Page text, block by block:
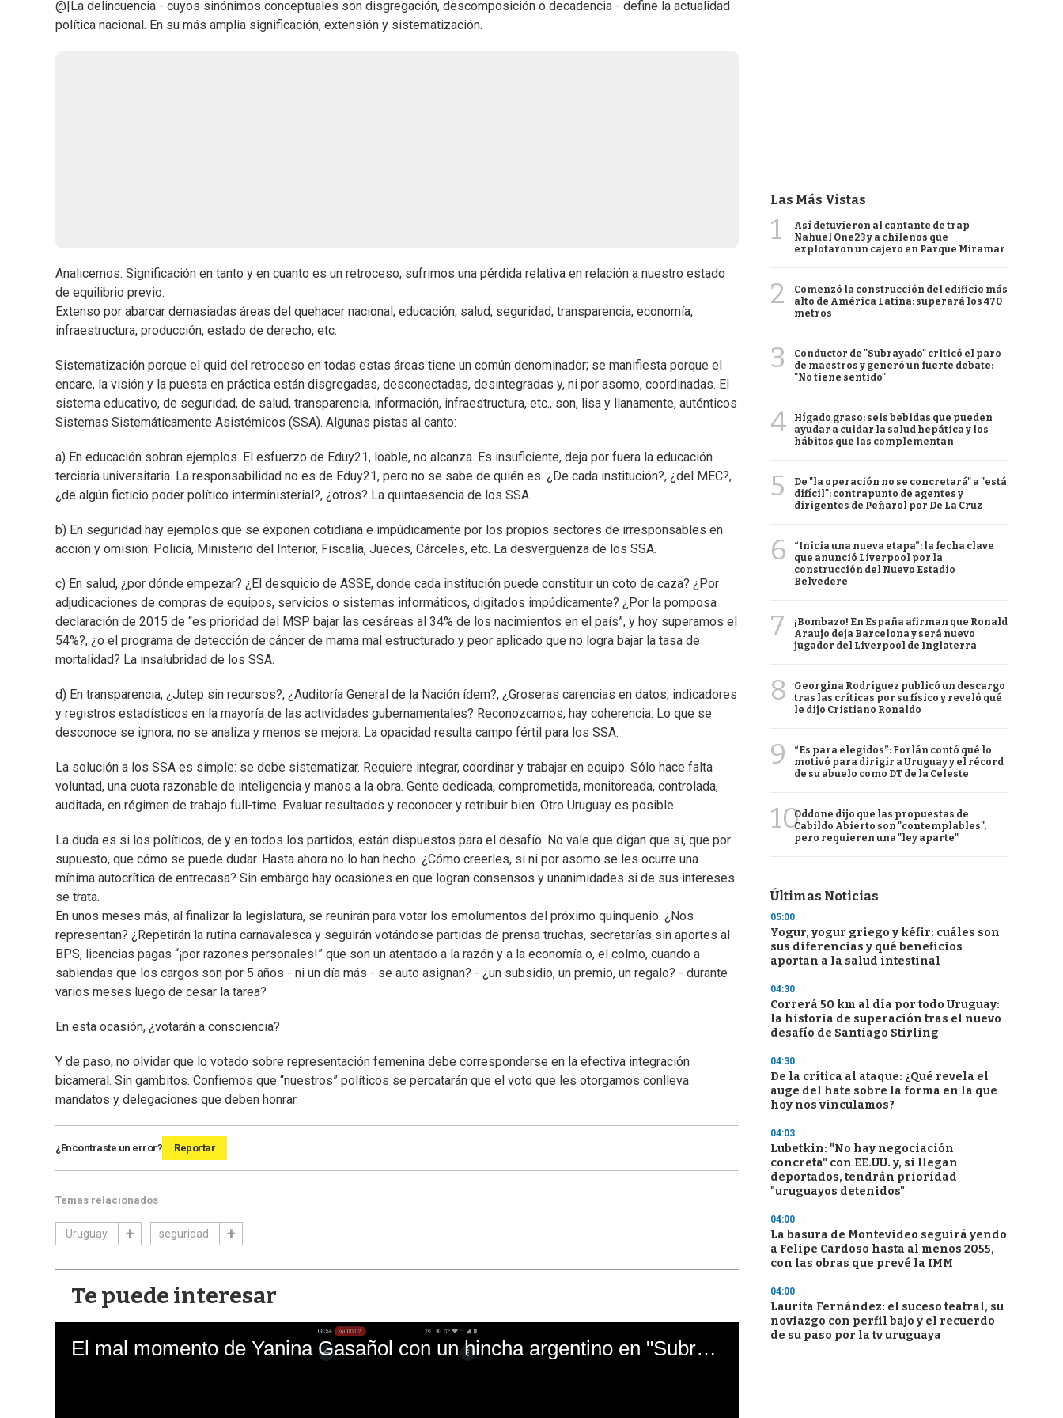
@|La delincuencia - cuyos sinónimos conceptuales son disgregación, descomposición o decadencia - define la actualidad
política nacional. En su más amplia significación, extensión y sistematización.
Analicemos: Significación en tanto y en cuanto es un retroceso; sufrimos una pérdida relativa en relación a nuestro estado
de equilibrio previo.
Extenso por abarcar demasiadas áreas del quehacer nacional; educación, salud, seguridad, transparencia, economía,
infraestructura, producción, estado de derecho, etc.
Sistematización porque el quid del retroceso en todas estas áreas tiene un común denominador; se manifiesta porque el
encare, la visión y la puesta en práctica están disgregadas, desconectadas, desintegradas y, ni por asomo, coordinadas. El
sistema educativo, de seguridad, de salud, transparencia, información, infraestructura, etc., son, lisa y llanamente, auténticos
Sistemas Sistemáticamente Asistémicos (SSA). Algunas pistas al canto:
a) En educación sobran ejemplos. El esfuerzo de Eduy21, loable, no alcanza. Es insuficiente, deja por fuera la educación
terciaria universitaria. La responsabilidad no es de Eduy21, pero no se sabe de quién es. ¿De cada institución?, ¿del MEC?,
¿de algún ficticio poder político interministerial?, ¿otros? La quintaesencia de los SSA.
b) En seguridad hay ejemplos que se exponen cotidiana e impúdicamente por los propios sectores de irresponsables en
acción y omisión: Policía, Ministerio del Interior, Fiscalía, Jueces, Cárceles, etc. La desvergüenza de los SSA.
c) En salud, ¿por dónde empezar? ¿El desquicio de ASSE, donde cada institución puede constituir un coto de caza? ¿Por
adjudicaciones de compras de equipos, servicios o sistemas informáticos, digitados impúdicamente? ¿Por la pomposa
declaración de 2015 de “es prioridad del MSP bajar las cesáreas al 34% de los nacimientos en el país”, y hoy superamos el
54%?, ¿o el programa de detección de cáncer de mama mal estructurado y peor aplicado que no logra bajar la tasa de
mortalidad? La insalubridad de los SSA.
d) En transparencia, ¿Jutep sin recursos?, ¿Auditoría General de la Nación ídem?, ¿Groseras carencias en datos, indicadores
y registros estadísticos en la mayoría de las actividades gubernamentales? Reconozcamos, hay coherencia: Lo que se
desconoce se ignora, no se analiza y menos se mejora. La opacidad resulta campo fértil para los SSA.
La solución a los SSA es simple: se debe sistematizar. Requiere integrar, coordinar y trabajar en equipo. Sólo hace falta
voluntad, una cuota razonable de inteligencia y manos a la obra. Gente dedicada, comprometida, monitoreada, controlada,
auditada, en régimen de trabajo full-time. Evaluar resultados y reconocer y retribuir bien. Otro Uruguay es posible.
La duda es si los políticos, de y en todos los partidos, están dispuestos para el desafío. No vale que digan que sí, que por
supuesto, que cómo se puede dudar. Hasta ahora no lo han hecho. ¿Cómo creerles, si ni por asomo se les ocurre una
mínima autocrítica de entrecasa? Sin embargo hay ocasiones en que logran consensos y unanimidades si de sus intereses
se trata.
En unos meses más, al finalizar la legislatura, se reunirán para votar los emolumentos del próximo quinquenio. ¿Nos
representan? ¿Repetirán la rutina carnavalesca y seguirán votándose partidas de prensa truchas, secretarías sin aportes al
BPS, licencias pagas “¡por razones personales!” que son un atentado a la razón y a la economía o, el colmo, cuando a
sabiendas que los cargos son por 5 años - ni un día más - se auto asignan? - ¿un subsidio, un premio, un regalo? - durante
varios meses luego de cesar la tarea?
En esta ocasión, ¿votarán a consciencia?
Y de paso, no olvidar que lo votado sobre representación femenina debe corresponderse en la efectiva integración
bicameral. Sin gambitos. Confiemos que “nuestros” políticos se percatarán que el voto que les otorgamos conlleva
mandatos y delegaciones que deben honrar.
¿Encontraste un error? Reportar
Temas relacionados
Uruguay. seguridad.
Te puede interesar
El mal momento de Yanina Gasañol con un hincha argentino en "Subrayado"
Las Más Vistas
1
Así detuvieron al cantante de trap
Nahuel One23 y a chilenos que
explotaron un cajero en Parque Miramar
2
Comenzó la construcción del edificio más
alto de América Latina: superará los 470
metros
3
Conductor de "Subrayado" criticó el paro
de maestros y generó un fuerte debate:
"No tiene sentido"
4
Hígado graso: seis bebidas que pueden
ayudar a cuidar la salud hepática y los
hábitos que las complementan
5
De "la operación no se concretará" a "está
difícil": contrapunto de agentes y
dirigentes de Peñarol por De La Cruz
6
“Inicia una nueva etapa”: la fecha clave
que anunció Liverpool por la
construcción del Nuevo Estadio
Belvedere
7
¡Bombazo! En España afirman que Ronald
Araujo deja Barcelona y será nuevo
jugador del Liverpool de Inglaterra
8
Georgina Rodríguez publicó un descargo
tras las críticas por su físico y reveló qué
le dijo Cristiano Ronaldo
9
“Es para elegidos”: Forlán contó qué lo
motivó para dirigir a Uruguay y el récord
de su abuelo como DT de la Celeste
10Oddone dijo que las propuestas de
Cabildo Abierto son "contemplables",
pero requieren una "ley aparte"
Últimas Noticias
05:00
Yogur, yogur griego y kéfir: cuáles son
sus diferencias y qué beneficios
aportan a la salud intestinal
04:30
Correrá 50 km al día por todo Uruguay:
la historia de superación tras el nuevo
desafío de Santiago Stirling
04:30
De la crítica al ataque: ¿Qué revela el
auge del hate sobre la forma en la que
hoy nos vinculamos?
04:03
Lubetkin: "No hay negociación
concreta" con EE.UU. y, si llegan
deportados, tendrán prioridad
"uruguayos detenidos"
04:00
La basura de Montevideo seguirá yendo
a Felipe Cardoso hasta al menos 2055,
con las obras que prevé la IMM
04:00
Laurita Fernández: el suceso teatral, su
noviazgo con perfil bajo y el recuerdo
de su paso por la tv uruguaya